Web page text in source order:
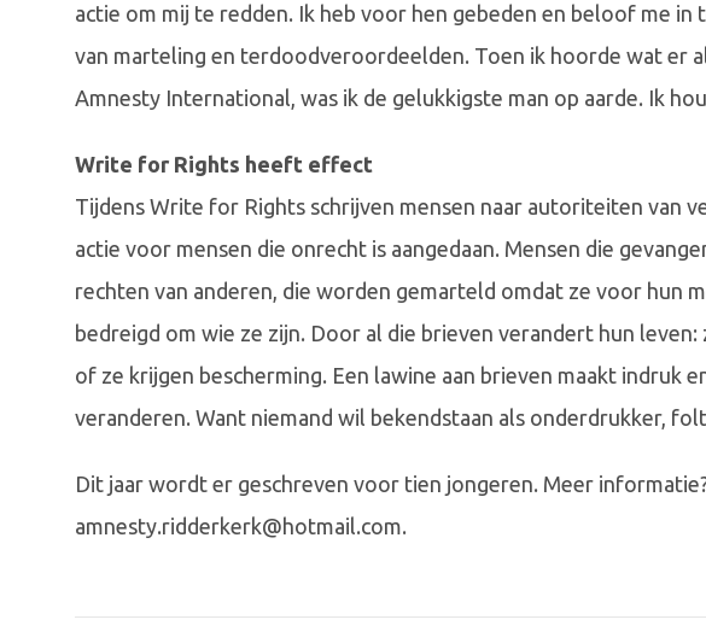
actie om mij te redden. Ik heb voor hen gebeden en beloof me
van marteling en terdoodveroordeelden. Toen ik hoorde wat er
Amnesty International, was ik de gelukkigste man op aarde. Ik
Write for Rights heeft effect
Tijdens Write for Rights schrijven mensen naar autoriteiten van
actie voor mensen die onrecht is aangedaan. Mensen die
rechten van anderen, die worden gemarteld omdat ze voor hun
bedreigd om wie ze zijn. Door al die brieven verandert hun
of ze krijgen bescherming. Een lawine aan brieven maakt indruk
veranderen. Want niemand wil bekendstaan als onderdrukker,
Dit jaar wordt er geschreven voor tien jongeren. Meer
amnesty.ridderkerk@hotmail.com.